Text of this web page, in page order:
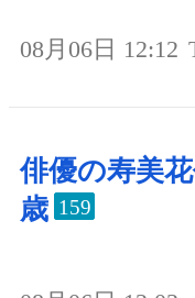
08月06日 12:12
俳優の寿美
歳 159